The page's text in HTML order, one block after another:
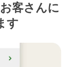
客さんに
す